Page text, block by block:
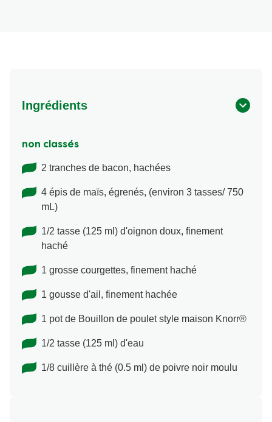
Ingrédients
non classés
2 tranches de bacon, hachées
4 épis de maïs, égrenés, (environ 3 tasses/ 750
mL)
1/2 tasse (125 ml) d'oignon doux, finement
haché
1 grosse courgettes, finement haché
1 gousse d'ail, finement hachée
1 pot de Bouillon de poulet style maison Knorr®
1/2 tasse (125 ml) d'eau
1/8 cuillère à thé (0.5 ml) de poivre noir moulu